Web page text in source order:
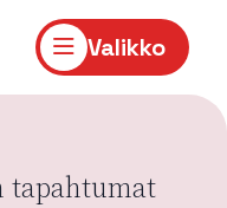
Valikko
tapahtumat